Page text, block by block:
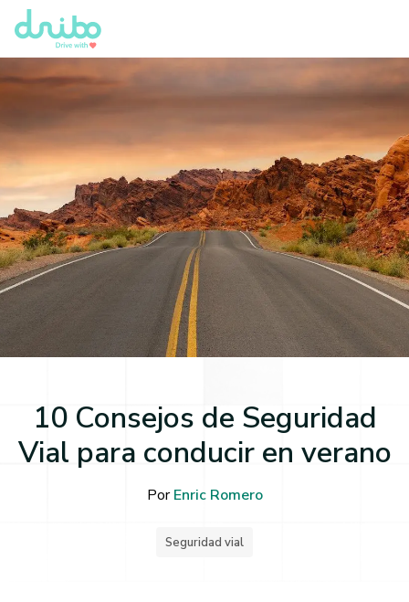
10 Consejos de Seguridad
Vial para conducir en verano
Por Enric Romero
Seguridad vial